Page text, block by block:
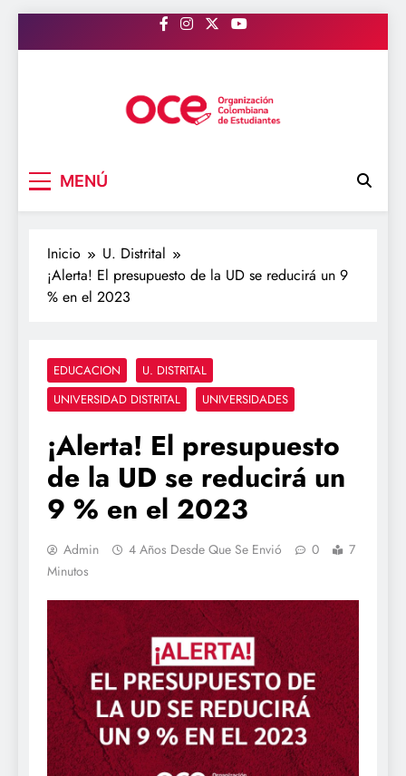
al
MENÚ
Inicio
U. Distrital
¡Alerta! El presupuesto de la UD se reducirá un 9
% en el 2023
EDUCACION
U. DISTRITAL
UNIVERSIDAD DISTRITAL
UNIVERSIDADES
¡Alerta! El presupuesto
de la UD se reducirá un
9 % en el 2023
Admin 4 Años Desde Que Se Envió 0
7
Minutos